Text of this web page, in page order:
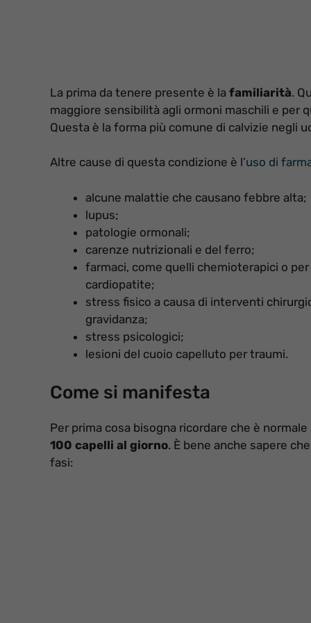
La prima da tenere presente è la familiarità.
maggiore sensibilità agli ormoni maschili e per
Questa è la forma più comune di calvizie negli
Altre cause di questa condizione è l’uso di
alcune malattie che causano febbre alta;
lupus;
patologie ormonali;
carenze nutrizionali e del ferro;
farmaci, come quelli chemioterapici o
cardiopatite;
stress fisico a causa di interventi
gravidanza;
stress psicologici;
lesioni del cuoio capelluto per traumi.
Come si manifesta
Per prima cosa bisogna ricordare che è
100 capelli al giorno. È bene anche sapere
fasi: